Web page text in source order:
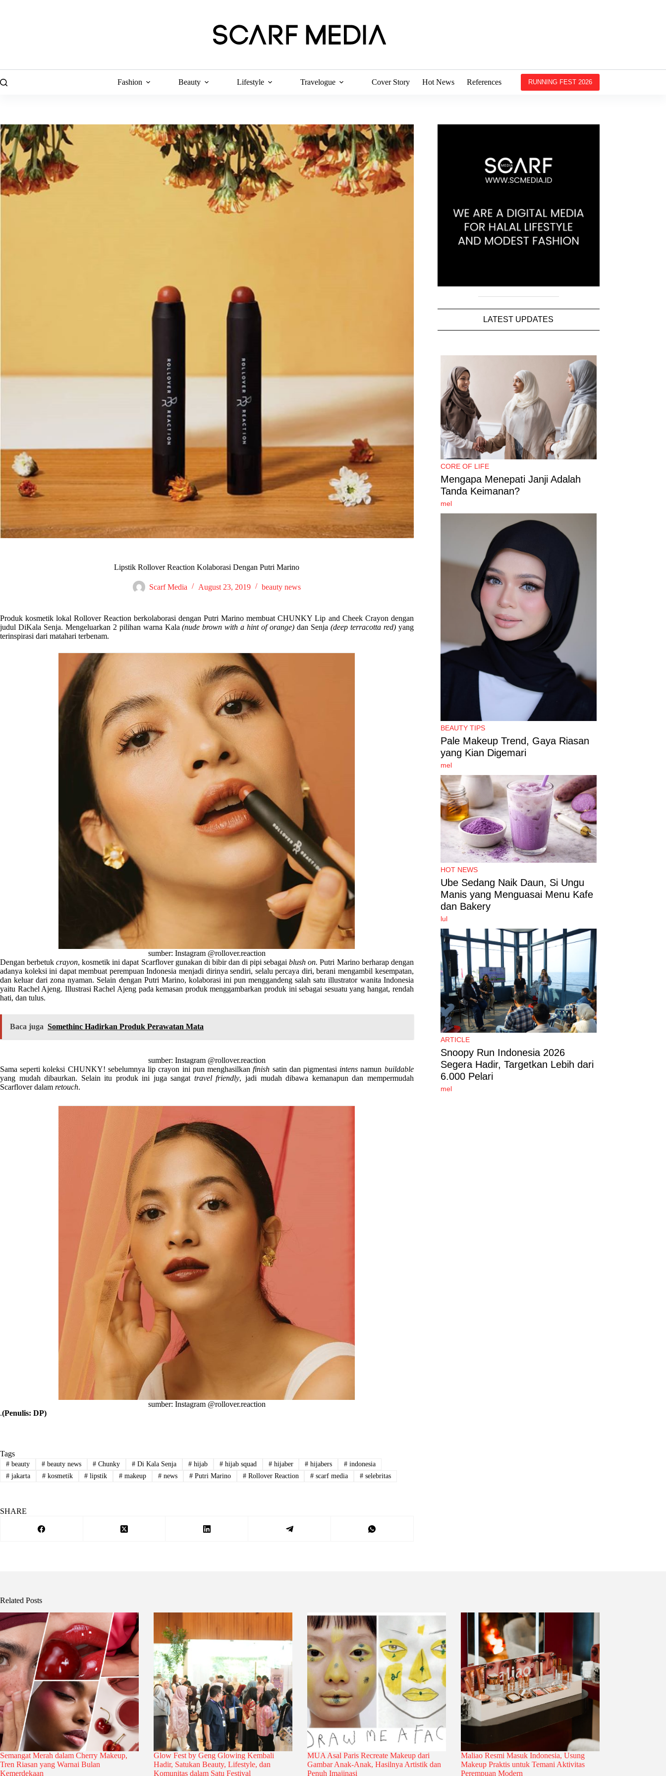
Fashion Beauty Lifestyle Travelogue Cover Story Hot News References RUNNING FEST 2026
Lipstik Rollover Reaction Kolaborasi Dengan Putri Marino
Scarf Media August 23, 2019 beauty news
Produk kosmetik lokal Rollover Reaction berkolaborasi dengan Putri Marino membuat CHUNKY Lip and Cheek Crayon dengan
judul DiKala Senja. Mengeluarkan 2 pilihan warna Kala(nude brown with a hint of orange) dan Senja (deep terracotta red) yang
terinspirasi dari matahari terbenam.
sumber: Instagram @rollover.reaction
Dengan berbetukcrayon, kosmetik ini dapat Scarflover gunakan di bibir dan di pipi sebagaiblush on.Putri Marino berharap dengan
adanya koleksi ini dapat membuat perempuan Indonesia menjadi dirinya sendiri, selalu percaya diri, berani mengambil kesempatan,
dan keluar dari zona nyaman. Selain dengan Putri Marino, kolaborasi ini pun menggandeng salah satu illustrator wanita Indonesia
yaitu Rachel Ajeng. Illustrasi Rachel Ajeng pada kemasan produk menggambarkan produk ini sebagai sesuatu yang hangat, rendah
hati, dan tulus.
Baca juga Somethinc Hadirkan Produk Perawatan Mata
sumber: Instagram @rollover.reaction
Sama seperti koleksi CHUNKY! sebelumnya lip crayon ini pun menghasilkan finish satin dan pigmentasi intens namun buildable
yang mudah dibaurkan. Selain itu produk ini juga sangat travel friendly, jadi mudah dibawa kemanapun dan mempermudah
Scarflover dalam retouch.
sumber: Instagram @rollover.reaction
.(Penulis: DP)
Tags
#beauty #beauty news # Chunky # Di Kala Senja # hijab #hijab squad #hijaber # hijabers # indonesia
#jakarta #kosmetik # lipstik # makeup # news #Putri Marino #Rollover Reaction # scarf media # selebritas
SHARE
LATEST UPDATES
CORE OF LIFE
Mengapa Menepati Janji Adalah
Tanda Keimanan?
mel
BEAUTY TIPS
Pale Makeup Trend, Gaya Riasan
yang Kian Digemari
mel
HOT NEWS
Ube Sedang Naik Daun, Si Ungu
Manis yang Menguasai Menu Kafe
dan Bakery
lul
ARTICLE
Snoopy Run Indonesia 2026
Segera Hadir, Targetkan Lebih dari
6.000 Pelari
mel
Related Posts
Semangat Merah dalam Cherry Makeup,
Tren Riasan yang Warnai Bulan
Kemerdekaan
Glow Fest by Geng Glowing Kembali
Hadir, Satukan Beauty, Lifestyle, dan
Komunitas dalam Satu Festival
MUA Asal Paris Recreate Makeup dari
Gambar Anak-Anak, Hasilnya Artistik dan
Penuh Imajinasi
Maliao Resmi Masuk Indonesia, Usung
Makeup Praktis untuk Temani Aktivitas
Perempuan Modern